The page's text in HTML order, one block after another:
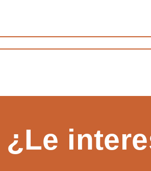
¿Le